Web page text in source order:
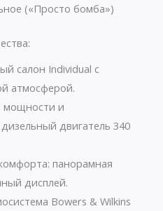
(«Просто бомба»)
салон Individual с
атмосферой.
мощности и
двигатель 340
панорамная
дисплей.
Bowers & Wilkins